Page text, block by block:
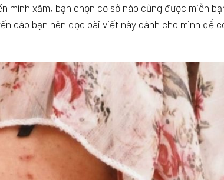
mình xăm, bạn chọn cơ sở nào cũng được miễn
cáo bạn nên đọc bài viết này dành cho mình để